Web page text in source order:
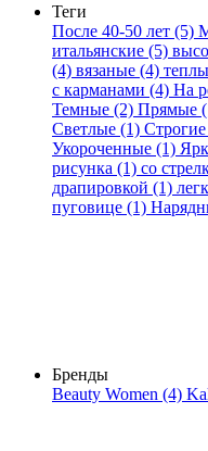
Теги
После 40-50 лет (5)
итальянские (5)
(4) вязаные (4)
с карманами (4) На
Темные (2) Прямые
Светлые (1)
Укороченные (1)
рисунка (1) со
драпировкой (1)
пуговице (1)
Бренды
Beauty Women (4)